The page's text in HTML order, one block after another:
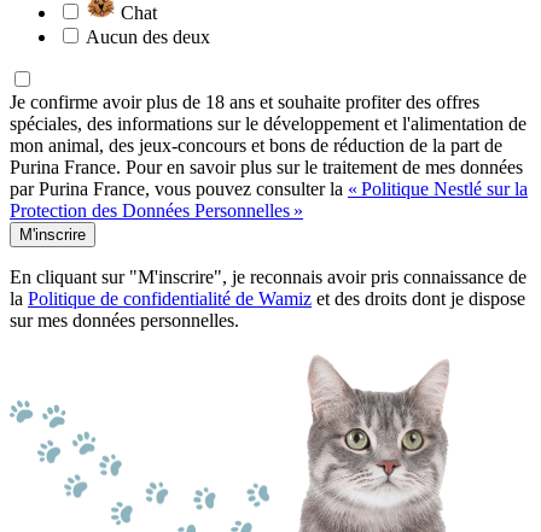
Chat
Aucun des deux
Je confirme avoir plus de 18 ans et souhaite profiter des offres
spéciales, des informations sur le développement et l'alimentation de
mon animal, des jeux-concours et bons de réduction de la part de
Purina France. Pour en savoir plus sur le traitement de mes données
par Purina France, vous pouvez consulter la « Politique Nestlé sur la
Protection des Données Personnelles »
M'inscrire
En cliquant sur "M'inscrire", je reconnais avoir pris connaissance de
la Politique de confidentialité de Wamiz et des droits dont je dispose
sur mes données personnelles.